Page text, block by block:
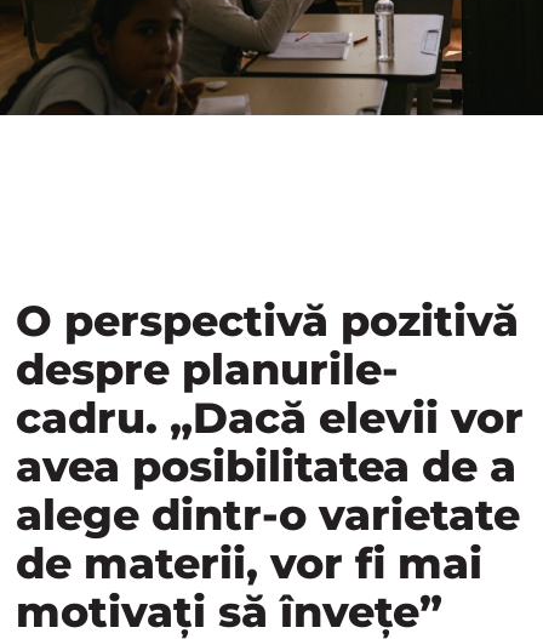
O perspectivă pozitivă
despre planurile-
cadru. „Dacă elevii vor
avea posibilitatea de a
alege dintr-o varietate
de materii, vor fi mai
motivați să învețe”